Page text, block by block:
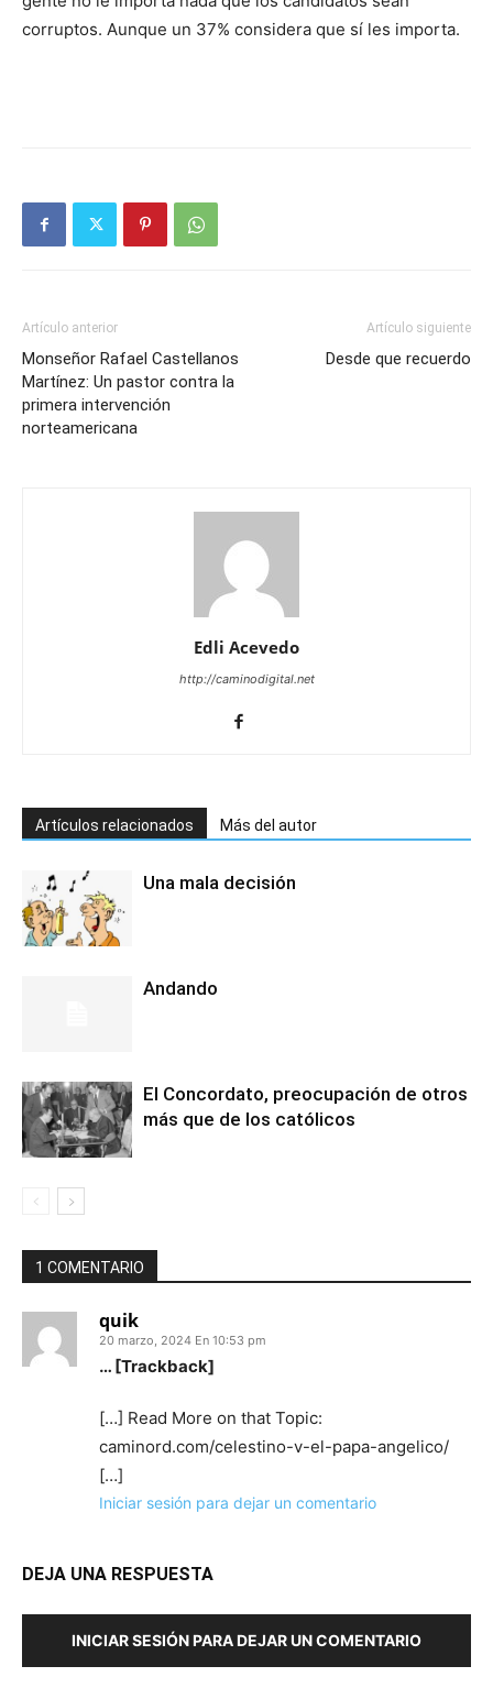
corruptos. Aunque un 37% considera que sí les importa.
Artículo anterior
Monseñor Rafael Castellanos
Martínez: Un pastor contra la
primera intervención
norteamericana
Artículo siguiente
Desde que recuerdo
Edli Acevedo
http://caminodigital.net
Artículos relacionados Más del autor
Una mala decisión
Andando
El Concordato, preocupación de otros
más que de los católicos
1 COMENTARIO
quik
20 marzo, 2024 En 10:53 pm
… [Trackback]
[…] Read More on that Topic:
caminord.com/celestino-v-el-papa-angelico/
[…]
Iniciar sesión para dejar un comentario
DEJA UNA RESPUESTA
INICIAR SESIÓN PARA DEJAR UN COMENTARIO